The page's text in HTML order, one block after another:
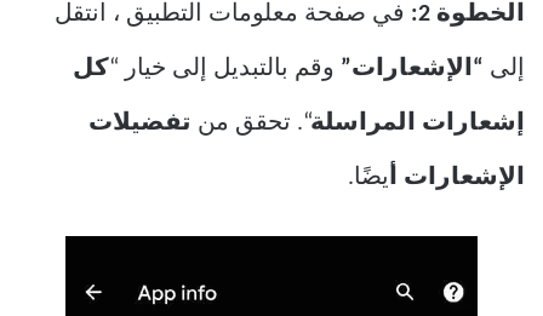
الخطوة 2: في صفحة معلومات التطبيق ، انتقل
إلى “الإشعارات” وقم بالتبديل إلى خيار “ كل
إشعارات المراسلة“. تحقق من تفضيلات
الإشعارات أيضًا.